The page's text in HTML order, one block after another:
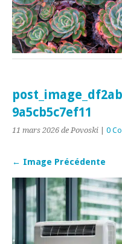
9a5cb5c7ef11
11 mars 2026 de Povoski | 0
← Image Précédente